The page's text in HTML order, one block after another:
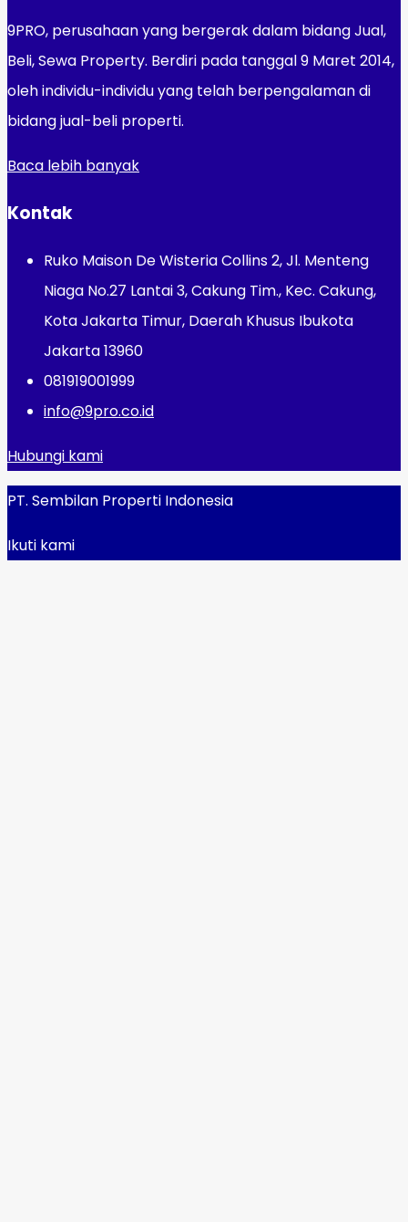
9PRO, perusahaan yang bergerak dalam bidang Jual,
Beli, Sewa Property. Berdiri pada tanggal 9 Maret 2014,
oleh individu-individu yang telah berpengalaman di
bidang jual-beli properti.
Baca lebih banyak
Kontak
Ruko Maison De Wisteria Collins 2, Jl. Menteng
Niaga No.27 Lantai 3, Cakung Tim., Kec. Cakung,
Kota Jakarta Timur, Daerah Khusus Ibukota
Jakarta 13960
081919001999
info@9pro.co.id
Hubungi kami
PT. Sembilan Properti Indonesia
Ikuti kami